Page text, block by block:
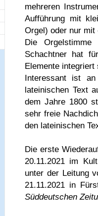
mehreren
Aufführung mit
Orgel) oder nur mit
Die
Schachtner hat
Elemente
Interessant ist
lateinischen Text
dem Jahre 1800
sehr freie
den lateinischen
Die erste
20.11.2021 im
unter der Leitung
21.11.2021 in
Süddeutschen